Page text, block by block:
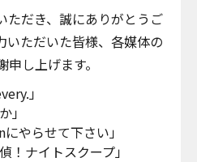
ただき、誠にありがとうご
いただいた皆様、各媒体の
し上げます。
」
」
やらせて下さい」
！ナイトスクープ」